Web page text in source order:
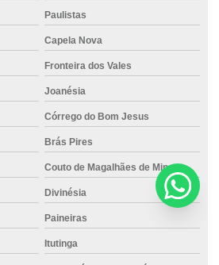
Paulistas
Capela Nova
Fronteira dos Vales
Joanésia
Córrego do Bom Jesus
Brás Pires
Couto de Magalhães de Minas
Divinésia
Paineiras
Itutinga